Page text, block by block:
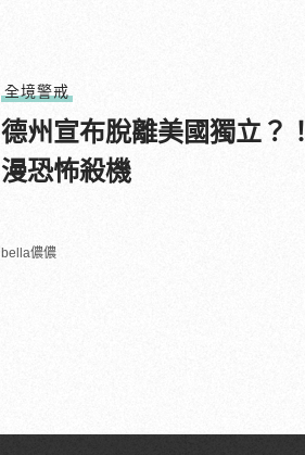
全境警戒
德州宣布脫離美國獨立？
漫恐怖殺機
bella儂儂